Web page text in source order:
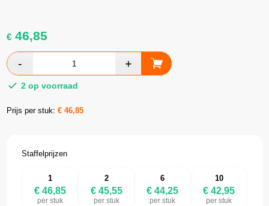
€ 46,85
2 op voorraad
Prijs per stuk:€46,85
Staffelprijzen
1
€ 46,85
per stuk
2
€ 45,55
per stuk
6
€ 44,25
per stuk
10
€ 42,95
per stuk